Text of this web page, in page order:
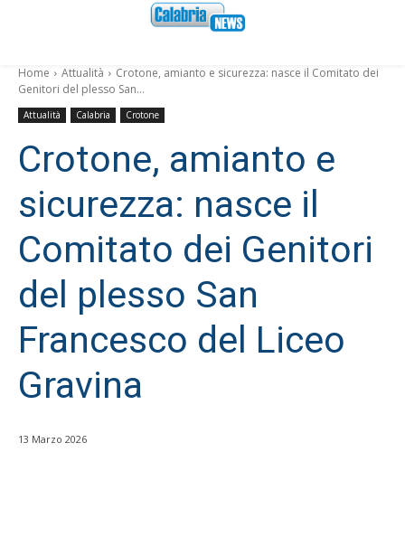
Home Attualità
Crotone, amianto e sicurezza: nasce il Comitato dei
Genitori del plesso San...
Attualità Calabria Crotone
Crotone, amianto e
sicurezza: nasce il
Comitato dei Genitori
del plesso San
Francesco del Liceo
Gravina
13 Marzo 2026